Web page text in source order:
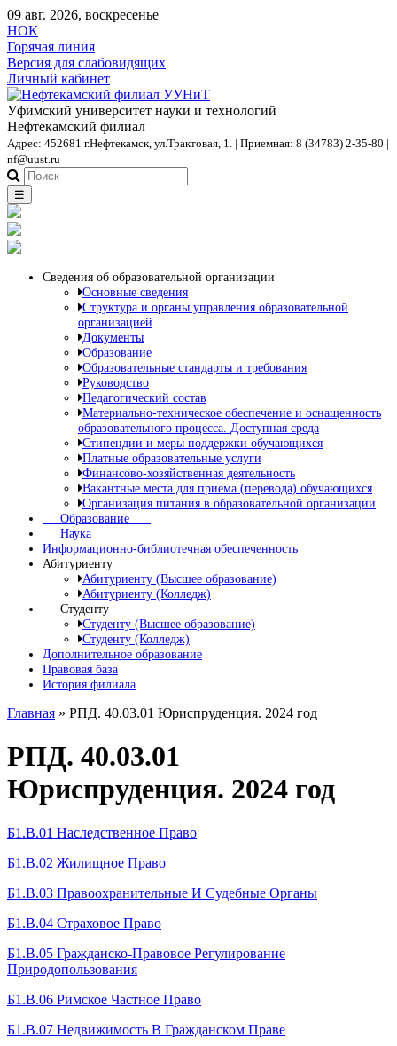
09 авг. 2026, воскресенье
НОК
Горячая линия
Версия для слабовидящих
Личный кабинет
Уфимский университет науки и технологий
Нефтекамский филиал
Адрес: 452681 г.Нефтекамск, ул.Трактовая, 1. | Приемная: 8 (34783) 2-35-80 |
nf@uust.ru
☰
Сведения об образовательной организации
Основные сведения
Структура и органы управления образовательной
организацией
Документы
Образование
Образовательные стандарты и требования
Руководство
Педагогический состав
Материально-техническое обеспечение и оснащенность
образовательного процесса. Доступная среда
Стипендии и меры поддержки обучающихся
Платные образовательные услуги
Финансово-хозяйственная деятельность
Вакантные места для приема (перевода) обучающихся
Организация питания в образовательной организации
Образование
Наука
Информационно-библиотечная обеспеченность
Абитуриенту
Абитуриенту (Высшее образование)
Абитуриенту (Колледж)
Студенту
Студенту (Высшее образование)
Студенту (Колледж)
Дополнительное образование
Правовая база
История филиала
Главная » РПД. 40.03.01 Юриспруденция. 2024 год
РПД. 40.03.01
Юриспруденция. 2024 год
Б1.В.01 Наследственное Право
Б1.В.02 Жилищное Право
Б1.В.03 Правоохранительные И Судебные Органы
Б1.В.04 Страховое Право
Б1.В.05 Гражданско-Правовое Регулирование
Природопользования
Б1.В.06 Римское Частное Право
Б1.В.07 Недвижимость В Гражданском Праве